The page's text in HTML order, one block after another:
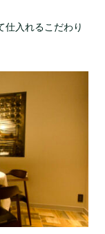
仕入れるこだわり